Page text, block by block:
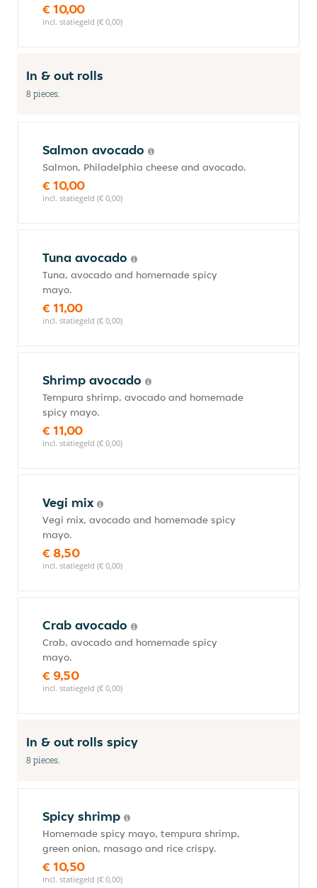
€ 10,00
incl. statiegeld (€ 0,00)
In & out rolls
8 pieces.
Salmon avocado
Salmon, Philadelphia cheese and avocado.
€ 10,00
incl. statiegeld (€ 0,00)
Tuna avocado
Tuna, avocado and homemade spicy
mayo.
€ 11,00
incl. statiegeld (€ 0,00)
Shrimp avocado
Tempura shrimp, avocado and homemade
spicy mayo.
€ 11,00
incl. statiegeld (€ 0,00)
Vegi mix
Vegi mix, avocado and homemade spicy
mayo.
€ 8,50
incl. statiegeld (€ 0,00)
Crab avocado
Crab, avocado and homemade spicy
mayo.
€ 9,50
incl. statiegeld (€ 0,00)
In & out rolls spicy
8 pieces.
Spicy shrimp
Homemade spicy mayo, tempura shrimp,
green onion, masago and rice crispy.
€ 10,50
incl. statiegeld (€ 0,00)